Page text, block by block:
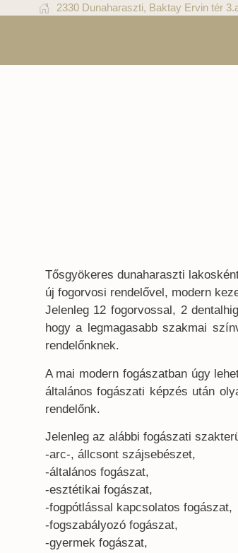
2330 Dunaharaszti, Baktay Ervin tér
Tősgyökeres dunaharaszti
új fogorvosi rendelővel, modern
Jelenleg 12 fogorvossal, 2
hogy a legmagasabb szakmai
rendelőnknek.
A mai modern fogászatban úgy
általános fogászati képzés után
rendelőnk.
Jelenleg az alábbi fogászati
-arc-, állcsont szájsebészet,
-általános fogászat,
-esztétikai fogászat,
-fogpótlással kapcsolatos fogászat,
-fogszabályozó fogászat,
-gyermek fogászat,